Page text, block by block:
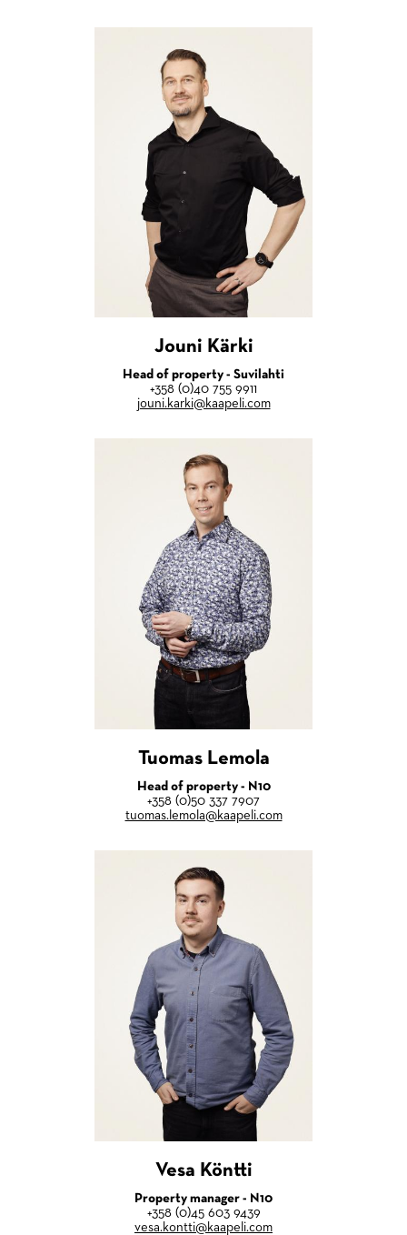
Jouni Kärki
Head of property - Suvilahti
+358 (0)40 755 9911
jouni.karki@kaapeli.com
Tuomas Lemola
Head of property - N10
+358 (0)50 337 7907
tuomas.lemola@kaapeli.com
Vesa Köntti
Property manager - N10
+358 (0)45 603 9439
vesa.kontti@kaapeli.com